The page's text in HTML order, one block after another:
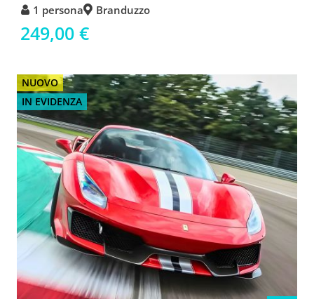
1 persona Branduzzo
249,00 €
NUOVO
IN EVIDENZA